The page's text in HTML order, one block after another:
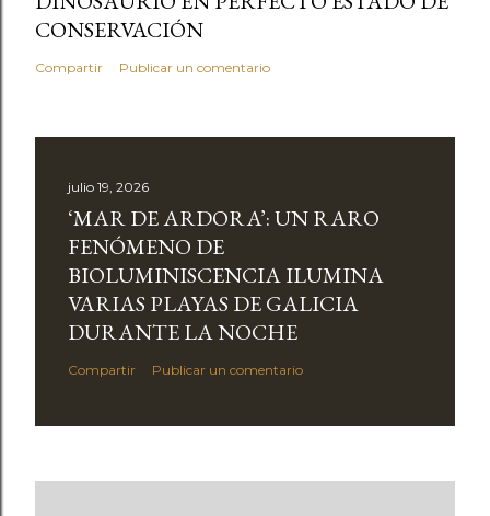
CONSERVACIÓN
Compartir Publicar un comentario
julio 19, 2026
‘MAR DE ARDORA’: UN RARO
FENÓMENO DE
BIOLUMINISCENCIA ILUMINA
VARIAS PLAYAS DE GALICIA
DURANTE LA NOCHE
Compartir Publicar un comentario